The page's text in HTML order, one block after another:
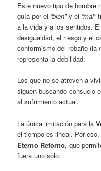
Este nuevo tipo de hombre
guía por el “bien”y el “mal”
a la vida y a los sentidos.
desigualdad, el riesgo y el
conformismo del rebaño (la
representa la debilidad.
Los que no se atreven a
siguen buscando consuelo
al sufrimiento actual.
La única limitación para la
el tiempo es lineal. Por
Eterno Retorno, que
fuera uno solo.